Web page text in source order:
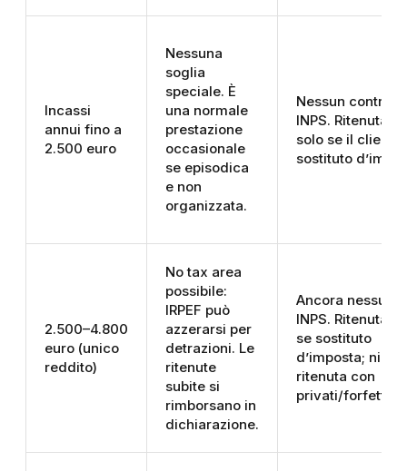
Incassi
annui fino a
2.500 euro
Nessuna
soglia
speciale. È
una normale
prestazione
occasionale
se episodica
e non
organizzata.
Nessun
INPS. Ritenuta
solo se il cliente
sostituto
2.500–4.800
euro (unico
reddito)
No tax area
possibile:
IRPEF può
azzerarsi per
detrazioni. Le
ritenute
subite si
rimborsano in
dichiarazione.
Ancora nessun
INPS. Ritenuta
se sostituto
d’imposta;
ritenuta con
privati/forfettari.